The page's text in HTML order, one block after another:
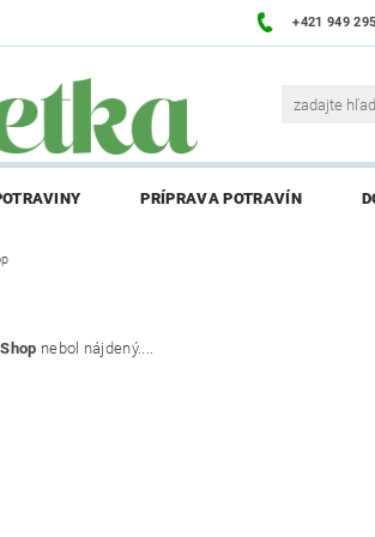
+421 949
PRÍPRAVA POTRAVÍN
EKONETKY
nebol nájdený....